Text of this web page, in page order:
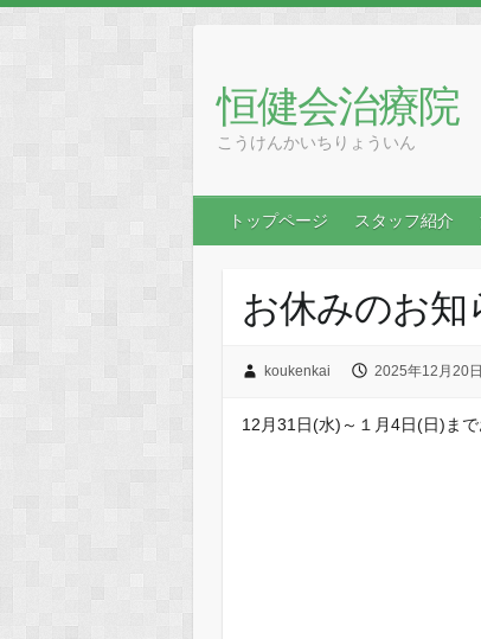
恒健会治療院
こうけんかいちりょういん
トップページ スタッフ紹介
お休みのお知
koukenkai 2025年12月20日
12月31日(水)～１月4日(日)まで